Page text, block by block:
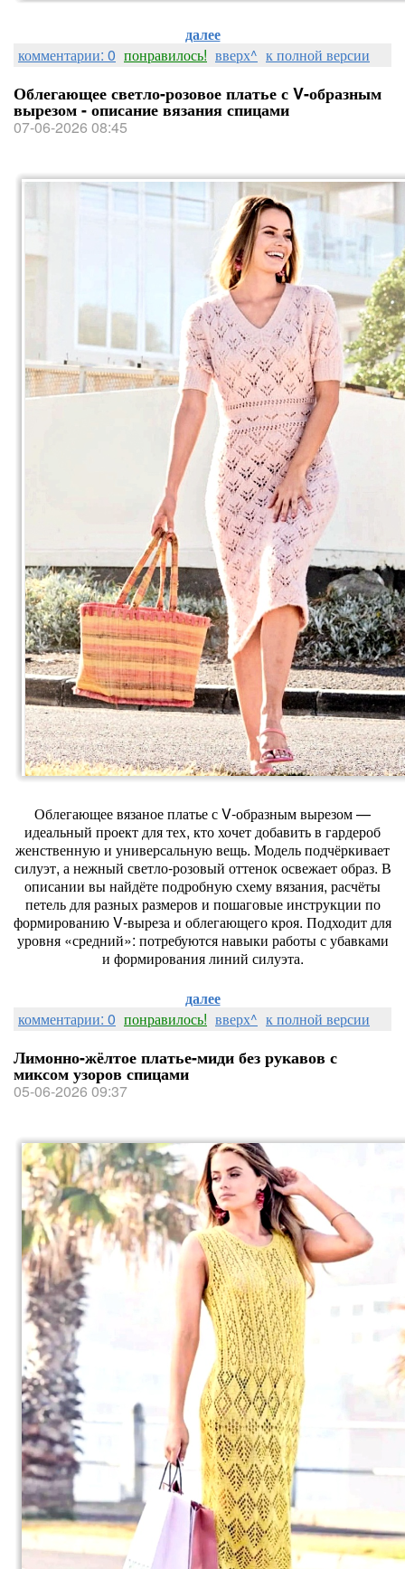
далее
комментарии: 0 понравилось! вверх^ к полной версии
Облегающее светло-розовое платье с V-образным
вырезом - описание вязания спицами
07-06-2026 08:45
Облегающее вязаное платье с V‑образным вырезом —
идеальный проект для тех, кто хочет добавить в гардероб
женственную и универсальную вещь. Модель подчёркивает
силуэт, а нежный светло‑розовый оттенок освежает образ. В
описании вы найдёте подробную схему вязания, расчёты
петель для разных размеров и пошаговые инструкции по
формированию V‑выреза и облегающего кроя. Подходит для
уровня «средний»: потребуются навыки работы с убавками
и формирования линий силуэта.
далее
комментарии: 0 понравилось! вверх^ к полной версии
Лимонно-жёлтое платье-миди без рукавов с
миксом узоров спицами
05-06-2026 09:37